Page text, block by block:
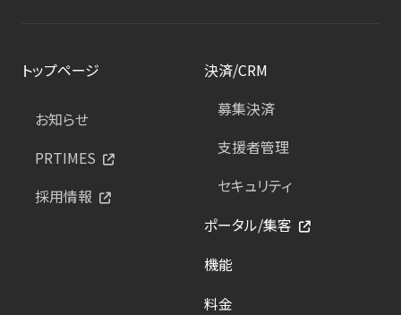
トップページ
お知らせ
PRTIMES
採用情報
決済/CRM
募集決済
支援者管理
セキュリティ
ポータル/集客
機能
料金